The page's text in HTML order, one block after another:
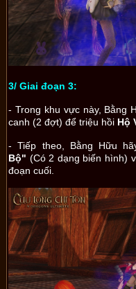
3/ Giai đoạn 3:
- Trong khu vực này, Bằng
canh (2 đợt) để triệu hồi Hộ
- Tiếp theo, Bằng Hữu
Bộ" (Có 2 dạng biến hình)
đoạn cuối.